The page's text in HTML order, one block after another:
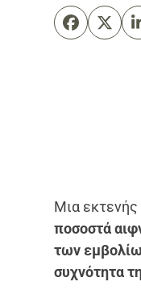
Μια εκτενής
ποσοστά
των
συχνότητα